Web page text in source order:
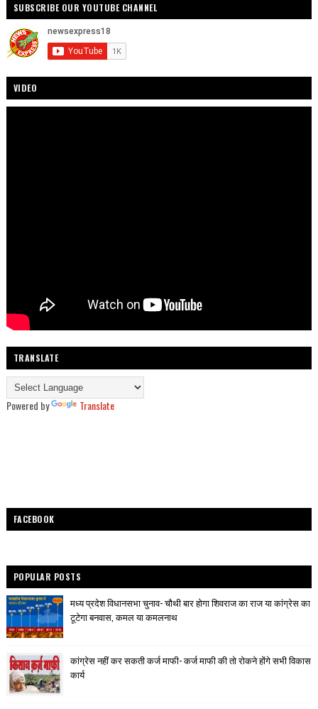
SUBSCRIBE OUR YOUTUBE CHANNEL
VIDEO
TRANSLATE
Powered by Translate
FACEBOOK
POPULAR POSTS
मध्य प्रदेश विधानसभा चुनाव- चौथी बार होगा शिवराज का राज या कांग्रेस का
टूटेगा बनवास, कमल या कमलनाथ
कांग्रेस नहीं कर सकती कर्ज माफी- कर्ज माफी की तो रोकने होंगे सभी विकास
कार्य